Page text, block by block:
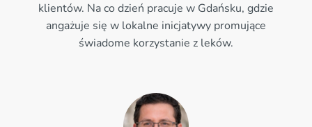
klientów. Na co dzień pracuje w Gdańsku, gdzie
angażuje się w lokalne inicjatywy promujące
świadome korzystanie z leków.